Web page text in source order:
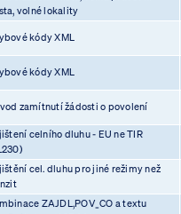
volné lokality
kódy XML
kódy XML
zamítnutí žádosti o povolení
celního dluhu - EU ne TIR
cel. dluhu pro jiné režimy než
ZAJDL,POV_CO a textu